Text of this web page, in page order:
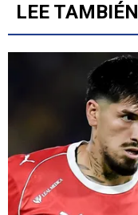
LEE TAMBIÉN